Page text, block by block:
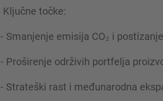
Ključne točke:
- Smanjenje emisija CO₂ i
- Proširenje održivih portfelja
- Strateški rast i međunarodna